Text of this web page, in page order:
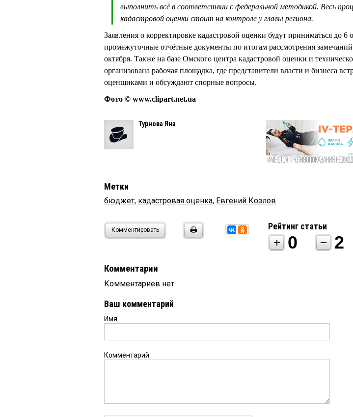
выполнить всё в соответствии с федеральной методикой. Весь
кадастровой оценки стоит на контроле у главы региона.
Заявления о корректировке кадастровой оценки будут приниматься до 6
промежуточные отчётные документы по итогам рассмотрения
октября. Также на базе Омского центра кадастровой оценки и
организована рабочая площадка, где представители власти и бизнеса
оценщиками и обсуждают спорные вопросы.
Фото © www.clipart.net.ua
Турнова Яна
Метки
бюджет, кадастровая оценка, Евгений Козлов
Комментировать Рейтинг статьи
0 2
Комментарии
Комментариев нет.
Ваш комментарий
Имя
Комментарий